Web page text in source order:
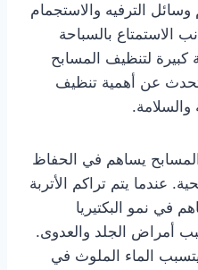
الترفيه والاستجمام
الاستمتاع بالسباحة
كبيرة لتنظيف المسابح
عن أهمية تنظيف
والسلامة.
يساهم في الحفاظ
عندما يتم تراكم الأتربة
في نمو البكتيريا
أمراض الجلد والعدوى.
الماء الملوث في